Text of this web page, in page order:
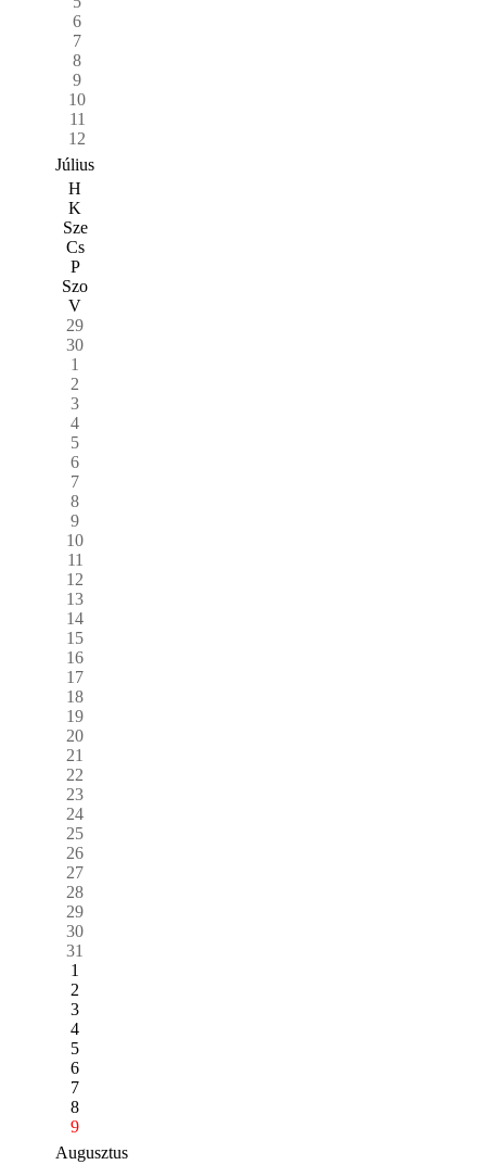
6
7
8
9
10
11
12
Július
H
K
Sze
Cs
P
Szo
V
29
30
1
2
3
4
5
6
7
8
9
10
11
12
13
14
15
16
17
18
19
20
21
22
23
24
25
26
27
28
29
30
31
1
2
3
4
5
6
7
8
9
Augusztus